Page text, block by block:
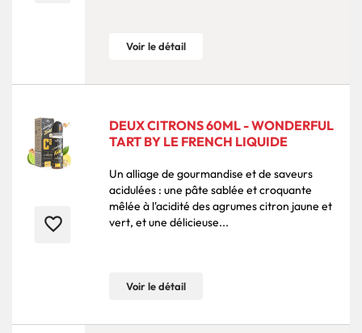
Voir le détail
favorite_border
DEUX CITRONS 60ML - WONDERFUL
TART BY LE FRENCH LIQUIDE
Un alliage de gourmandise et de saveurs
acidulées : une pâte sablée et croquante
mêlée à l'acidité des agrumes citron jaune et
vert, et une délicieuse...
Voir le détail